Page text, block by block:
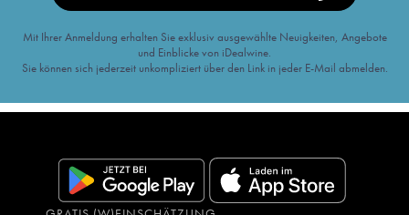
Mit Ihrer Anmeldung erhalten Sie exklusiv ausgewählte Neuigkeiten, Angebote
und Einblicke von iDealwine.
Sie können sich jederzeit unkompliziert über den Link in jeder E-Mail abmelden.